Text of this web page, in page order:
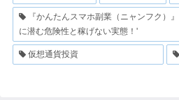
『かんたんスマホ副業（ニャンフク）
に潜む危険性と稼げない実態！'
仮想通貨投資